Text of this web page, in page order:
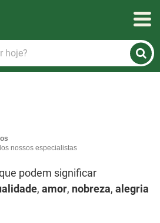
nossos especialistas
podem significar
, amor, nobreza, alegria